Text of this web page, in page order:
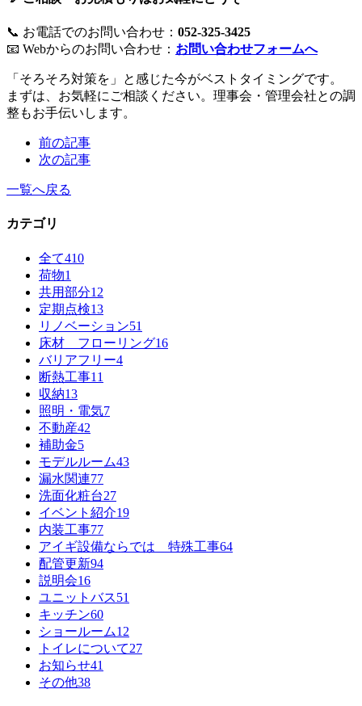
📞 お電話でのお問い合わせ： 052-325-3425
📧 Webからのお問い合わせ： お問い合わせフォームへ
「そろそろ対策を」と感じた今がベストタイミングです。
まずは、お気軽にご相談ください。理事会・管理会社との調
整もお手伝いします。
前の記事
次の記事
一覧へ戻る
カテゴリ
全て410
荷物1
共用部分12
定期点検13
リノベーション51
床材 フローリング16
バリアフリー4
断熱工事11
収納13
照明・電気7
不動産42
補助金5
モデルルーム43
漏水関連77
洗面化粧台27
イベント紹介19
内装工事77
アイギ設備ならでは 特殊工事64
配管更新94
説明会16
ユニットバス51
キッチン60
ショールーム12
トイレについて27
お知らせ41
その他38